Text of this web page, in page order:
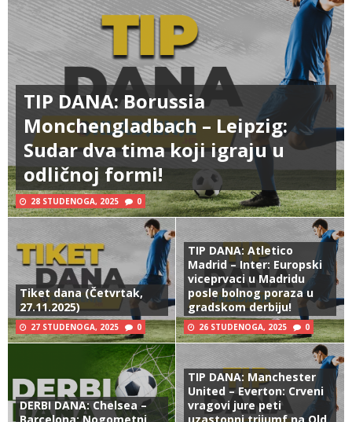
TIP DANA: Borussia
Monchengladbach – Leipzig:
Sudar dva tima koji igraju u
odličnoj formi!
28 STUDENOGA, 2025 0
Tiket dana (Četvrtak,
27.11.2025)
27 STUDENOGA, 2025 0
TIP DANA: Atletico
Madrid – Inter: Europski
viceprvaci u Madridu
posle bolnog poraza u
gradskom derbiju!
26 STUDENOGA, 2025 0
DERBI DANA: Chelsea –
TIP DANA: Manchester
United – Everton: Crveni
vragovi jure peti